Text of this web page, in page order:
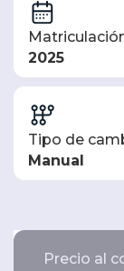
2025
Tipo de
Manual
Precio al